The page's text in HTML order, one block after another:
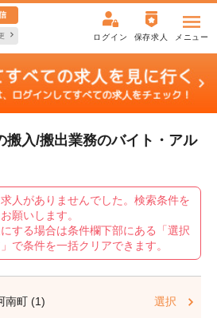
ログイン 保存求人 メニュー
搬入/搬出業務のバイト・アル
人がありませんでした。検索条件を
願いします。
する場合は条件欄下部にある「選択
で条件を一括クリアできます。
南町 (1) 選択